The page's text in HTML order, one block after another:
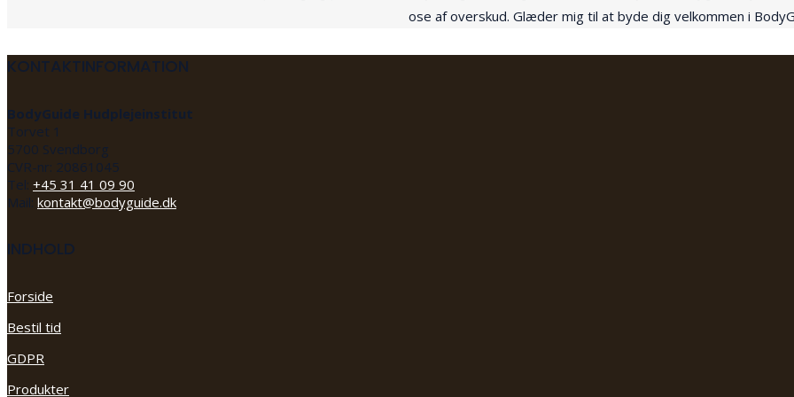
ose af overskud. Glæder mig til at byde dig velkommen i
KONTAKTINFORMATION
BodyGuide Hudplejeinstitut
Torvet 1
5700 Svendborg
CVR-nr: 20861045
Tel: +45 31 41 09 90
Mail: kontakt@bodyguide.dk
INDHOLD
Forside
Bestil tid
GDPR
Produkter